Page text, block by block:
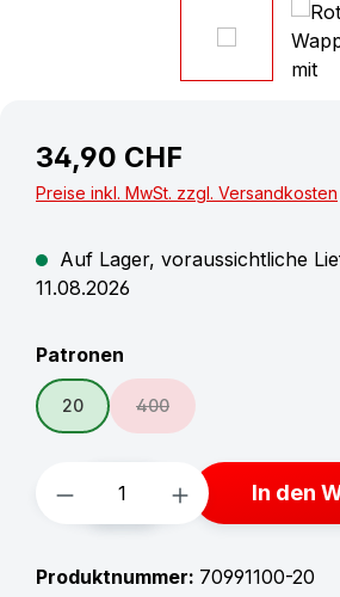
34,90 CHF
Preise inkl. MwSt. zzgl. Versandkosten
Auf Lager, voraussichtliche
11.08.2026
Patronen
20 400
(Diese Option ist zurzeit
Produkt Anzahl: Gib
In den
Produktnummer: 70991100-20